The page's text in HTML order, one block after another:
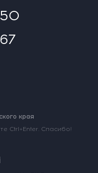
края
Ctrl+Enter. Спасибо!